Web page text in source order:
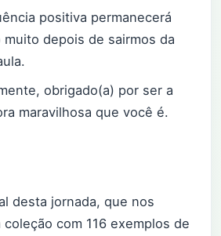
positiva permanecerá
muito depois de sairmos da
obrigado(a) por ser a
maravilhosa que você é.
desta jornada, que nos
com 116 exemplos de